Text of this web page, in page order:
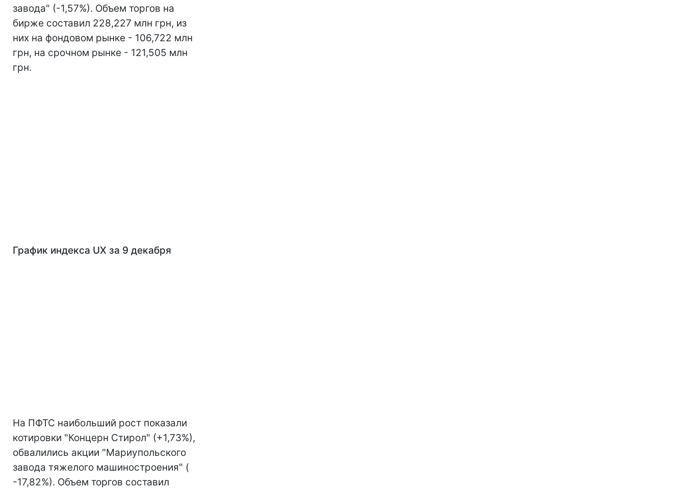
завода" (-1,57%). Объем торгов на
бирже составил 228,227 млн грн, из
них на фондовом рынке - 106,722 млн
грн, на срочном рынке - 121,505 млн
грн.
График индекса UX за 9 декабря
На ПФТС наибольший рост показали
котировки "Концерн Стирол" (+1,73%),
обвалились акции "Мариупольского
завода тяжелого машиностроения" (
-17,82%). Объем торгов составил